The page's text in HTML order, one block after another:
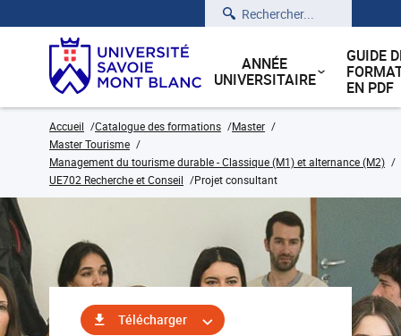
Rechercher
ANNÉE
UNIVERSITAIRE
GUIDE
EN PDF
Accueil Catalogue des formations
Master
Master Tourisme
Management du tourisme durable - Classique (M1) et alternance (M2)
UE702 Recherche et Conseil
Projet consultant
Télécharger